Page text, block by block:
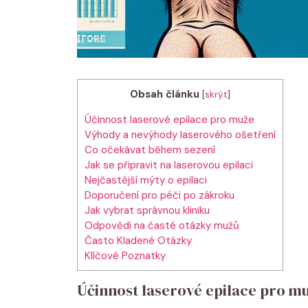
Obsah článku [skrýt]
Účinnost laserové epilace pro muže
Výhody a nevýhody laserového ošetření
Co očekávat během sezení
Jak se připravit na laserovou epilaci
Nejčastější mýty o epilaci
Doporučení pro péči po zákroku
Jak vybrat správnou kliniku
Odpovědi na časté otázky mužů
Často Kladené Otázky
Klíčové Poznatky
Účinnost laserové epilace pro